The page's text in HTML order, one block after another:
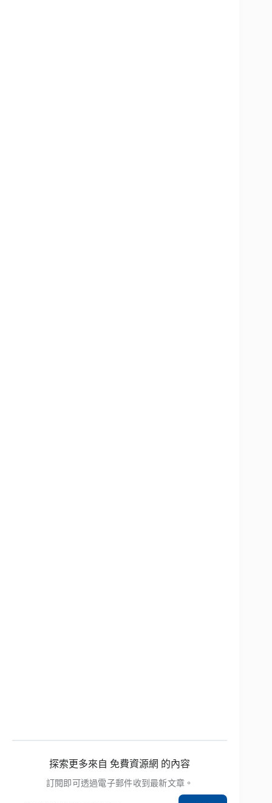
探索更多來自 免費資源網 的內容
訂閱即可透過電子郵件收到最新文章。